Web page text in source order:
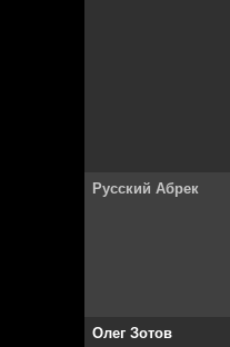
Русский Абрек
Олег Зотов